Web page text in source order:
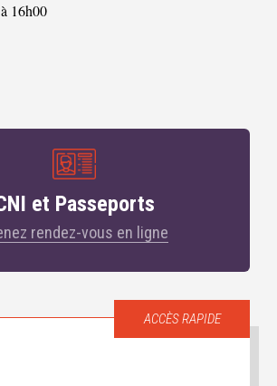
16h00
et Passeports
rendez-vous en ligne
ACCÈS RAPIDE